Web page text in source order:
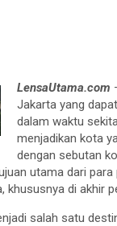
LensaUtama.com
Jakarta yang
dalam waktu
menjadikan kota
dengan sebutan
utama dari para
khususnya di akhir
salah satu